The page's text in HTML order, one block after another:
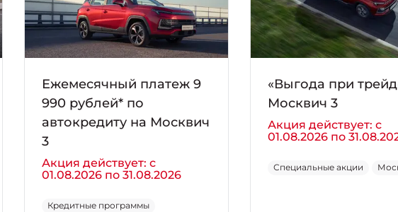
Ежемесячный платеж 9
990 рублей* по
автокредиту на Москвич
3
Акция действует: с
01.08.2026 по 31.08.2026
Кредитные программы
«Выгода при
Москвич 3
Акция действует: с
01.08.2026 по
Специальные акции